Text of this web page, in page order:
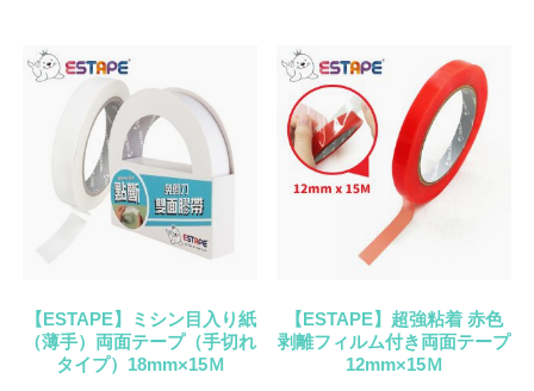
【ESTAPE】ミシン目入り紙
（薄手）両面テープ（手切れ
タイプ）18mm×15Ｍ
【ESTAPE】超強粘着 赤色
剥離フィルム付き両面テープ
12mm×15Ｍ